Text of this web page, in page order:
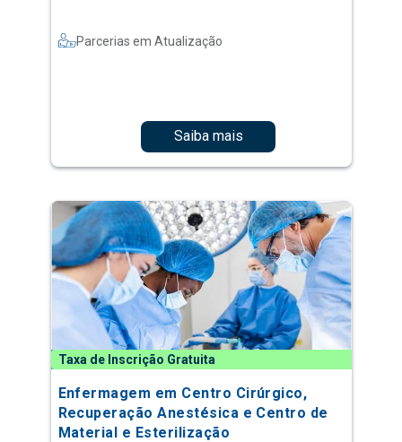
Parcerias em Atualização
Saiba mais
Taxa de Inscrição Gratuita
Enfermagem em Centro Cirúrgico,
Recuperação Anestésica e Centro de
Material e Esterilização